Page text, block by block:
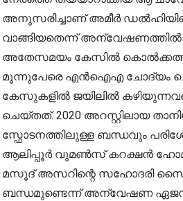
അനുസരിച്ചാണ് അമീർ
വാങ്ങിയതെന്ന് അന്വേഷണത്തിൽ
അതേസമയം കേസിൽ കൊൽക്കത്ത
മൂന്നുപേരെ എൻഐഎ ചോദ്യം
കേസുകളിൽ ജയിലിൽ
ചെയ്തത്. 2020 അറസ്റ്റിലായ
സ്ഫോടനത്തിലുള്ള ബന്ധവും
ആലിപ്പൂർ വുമൺസ് കറക്ഷൻ
മസൂദ് അസറിന്റെ സഹോദരി
ബന്ധമുണ്ടെന്ന് അന്വേഷണ